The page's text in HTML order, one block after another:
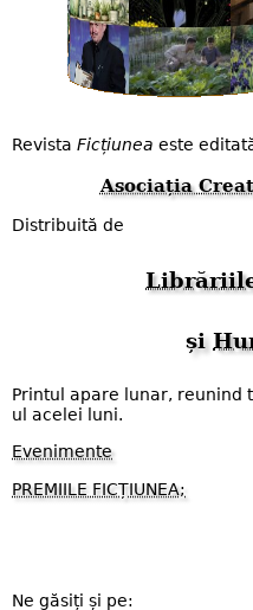
Revista Ficțiunea este
Asociația
Distribuită de
și
Printul apare lunar, reunind
ul acelei luni.
Evenimente
PREMIILE FICȚIUNEA;
Ne găsiți și pe: